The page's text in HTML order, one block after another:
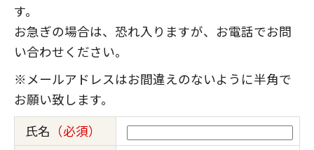
す。
お急ぎの場合は、恐れ入りますが、お電話でお問
い合わせください。
※メールアドレスはお間違えのないように半角で
お願い致します。
氏名 （必須）